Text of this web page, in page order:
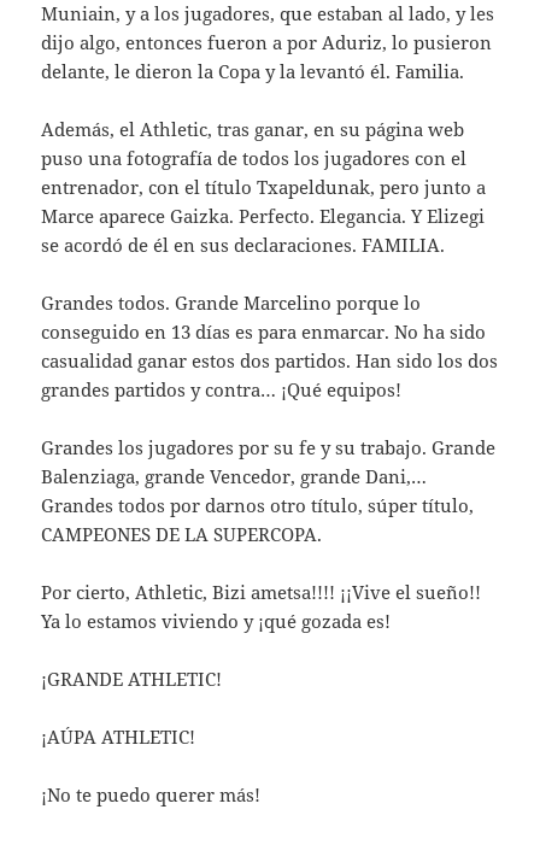
Muniain, y a los jugadores, que estaban al lado, y les
dijo algo, entonces fueron a por Aduriz, lo pusieron
delante, le dieron la Copa y la levantó él. Familia.
Además, el Athletic, tras ganar, en su página web
puso una fotografía de todos los jugadores con el
entrenador, con el título Txapeldunak, pero junto a
Marce aparece Gaizka. Perfecto. Elegancia. Y Elizegi
se acordó de él en sus declaraciones. FAMILIA.
Grandes todos. Grande Marcelino porque lo
conseguido en 13 días es para enmarcar. No ha sido
casualidad ganar estos dos partidos. Han sido los dos
grandes partidos y contra… ¡Qué equipos!
Grandes los jugadores por su fe y su trabajo. Grande
Balenziaga, grande Vencedor, grande Dani,…
Grandes todos por darnos otro título, súper título,
CAMPEONES DE LA SUPERCOPA.
Por cierto, Athletic, Bizi ametsa!!!! ¡¡Vive el sueño!!
Ya lo estamos viviendo y ¡qué gozada es!
¡GRANDE ATHLETIC!
¡AÚPA ATHLETIC!
¡No te puedo querer más!